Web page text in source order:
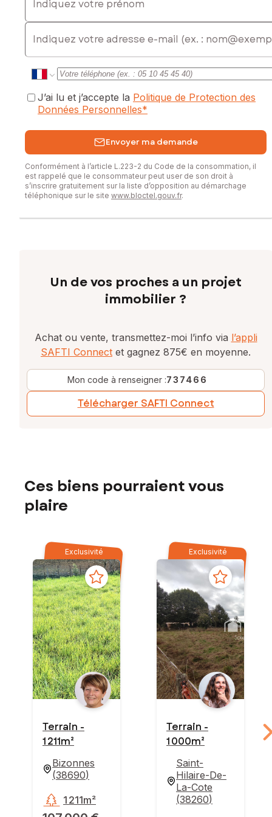
Contactez votre conseiller SAFTI : Aimée-Christiane
RSAC de Grenoble sous le numéro 395370158
E-mail
J’ai lu et j’accepte la Politique de Protection des
Données Personnelles*
Envoyer ma demande
Conformément à l’article L.223-2 du Code de la consommation, il
est rappelé que le consommateur peut user de son droit à
s’inscrire gratuitement sur la liste d’opposition au démarchage
téléphonique sur le site www.bloctel.gouv.fr.
Un de vos proches a un projet
immobilier ?
Achat ou vente, transmettez-moi l’info via l’appli
SAFTI Connect et gagnez 875€ en moyenne.
Mon code à renseigner :737466
Télécharger SAFTI Connect
Ces biens pourraient vous
plaire
Exclusivité
Terrain -
1 211m²
Bizonnes
(38690)
1 211m²
Exclusivité
Terrain -
1 000m²
Saint-
Hilaire-De-
La-Cote
(38260)